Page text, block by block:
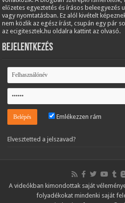
előzetes egyeztetés és írásos beleegyezés
vagy nyomtatásban. Ez alól kivételt
nem közlik az egész írást, csupán egy pár
az ecigitesztek.hu oldalra kattint az olvasó.
Bejelentkezés
Emlékezzen rám
Elvesztetted a jelszavad?
A videókban kimondottak saját
folyadékokat mindenki saját